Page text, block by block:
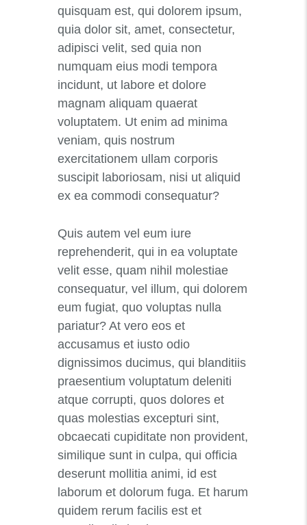
quisquam est, qui dolorem ipsum,
quia dolor sit, amet, consectetur,
adipisci velit, sed quia non
numquam eius modi tempora
incidunt, ut labore et dolore
magnam aliquam quaerat
voluptatem. Ut enim ad minima
veniam, quis nostrum
exercitationem ullam corporis
suscipit laboriosam, nisi ut aliquid
ex ea commodi consequatur?
Quis autem vel eum iure
reprehenderit, qui in ea voluptate
velit esse, quam nihil molestiae
consequatur, vel illum, qui dolorem
eum fugiat, quo voluptas nulla
pariatur? At vero eos et
accusamus et iusto odio
dignissimos ducimus, qui blanditiis
praesentium voluptatum deleniti
atque corrupti, quos dolores et
quas molestias excepturi sint,
obcaecati cupiditate non provident,
similique sunt in culpa, qui officia
deserunt mollitia animi, id est
laborum et dolorum fuga. Et harum
quidem rerum facilis est et